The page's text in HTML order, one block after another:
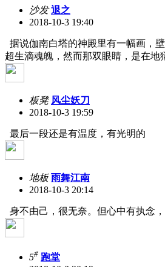
沙发 退之
2018-10-3 19:40
据说伽南白塔的神殿里有一幅画，
超生滴魂魄，然而那双眼睛，是在地
板凳 风尘妖刀
2018-10-3 19:59
最后一段还是有温度，有光明的
地板 雨舞江南
2018-10-3 20:14
身不由己，很无奈。但心中有执念
5# 跑堂